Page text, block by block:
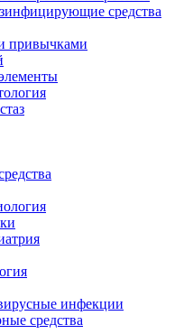
средства
привычками
инфекции
средства